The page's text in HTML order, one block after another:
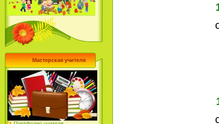
Мастерская учителя